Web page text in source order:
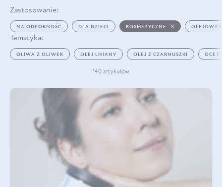
Zastosowanie:
NA ODPORNOŚĆ DLA DZIECI KOSMETYCZNE
Tematyka:
OLIWA Z OLIWEK OLEJ LNIANY OLEJ Z CZARNUSZKI OCET
140 artykułów